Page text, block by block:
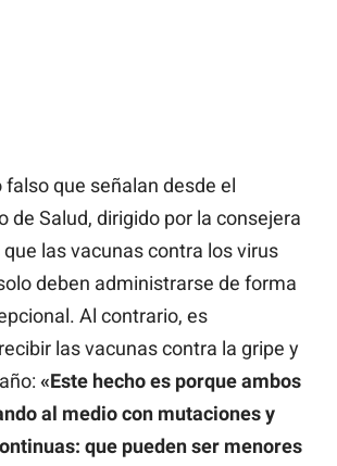
falso que señalan desde el
de Salud, dirigido por la consejera
que las vacunas contra los virus
deben administrarse de forma
Al contrario, es
las vacunas contra la gripe y
«Este hecho es porque ambos
al medio con mutaciones y
que pueden ser menores